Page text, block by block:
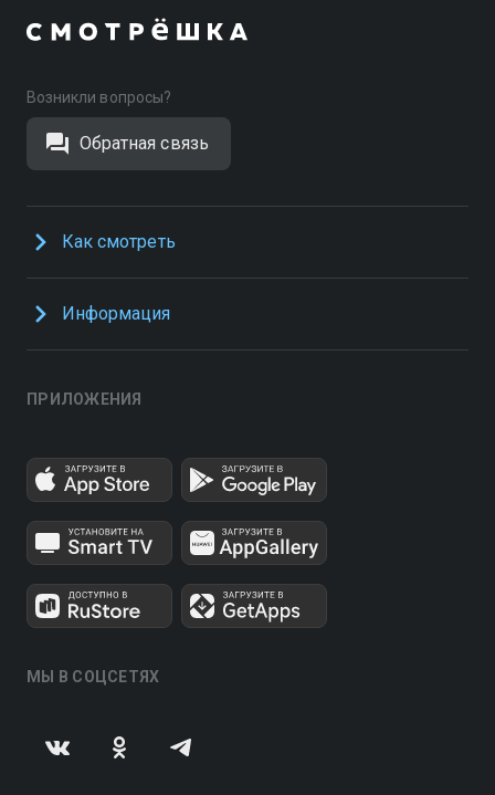
Возникли вопросы?
Обратная связь
Как смотреть
Информация
ПРИЛОЖЕНИЯ
МЫ В СОЦСЕТЯХ